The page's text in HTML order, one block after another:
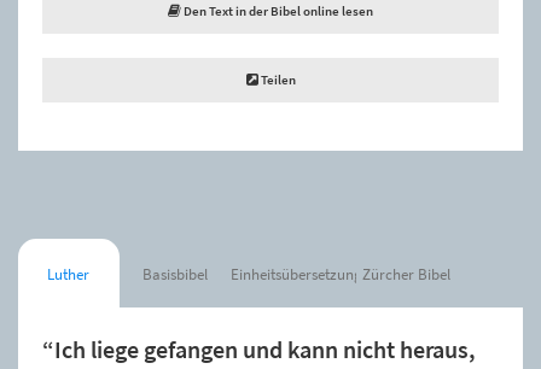
Den Text in der Bibel online lesen
Teilen
Luther Basisbibel Einheitsübersetzung Zürcher Bibel
“Ich liege gefangen und kann nicht heraus,